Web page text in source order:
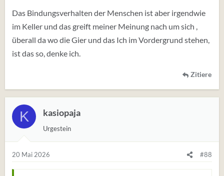
nachdenkst , wie das so von Statten geht, mit der
Bindung, bei Dir .
Das Bindungsverhalten der Menschen ist aber irgendwie
im Keller und das greift meiner Meinung nach um sich ,
überall da wo die Gier und das Ich im Vordergrund stehen,
ist das so, denke ich.
Zitiere
K kasiopaja
Urgestein
20 Mai 2026 #88